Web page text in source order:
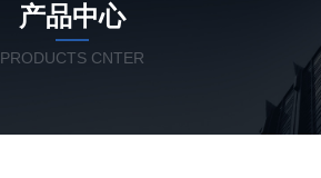
产品中心
PRODUCTS CNTER